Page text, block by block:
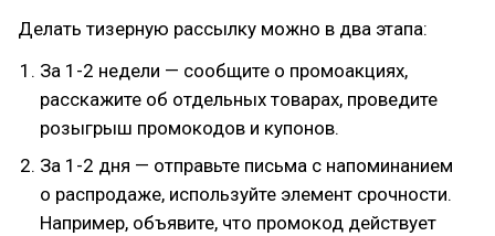
Делать тизерную рассылку можно в два этапа:
За 1-2 недели — сообщите о промоакциях,
расскажите об отдельных товарах, проведите
розыгрыш промокодов и купонов.
За 1-2 дня — отправьте письма с напоминанием
о распродаже, используйте элемент срочности.
Например, объявите, что промокод действует